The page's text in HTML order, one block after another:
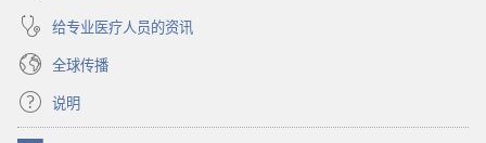
给专业医疗人员的资讯
全球传播
说明